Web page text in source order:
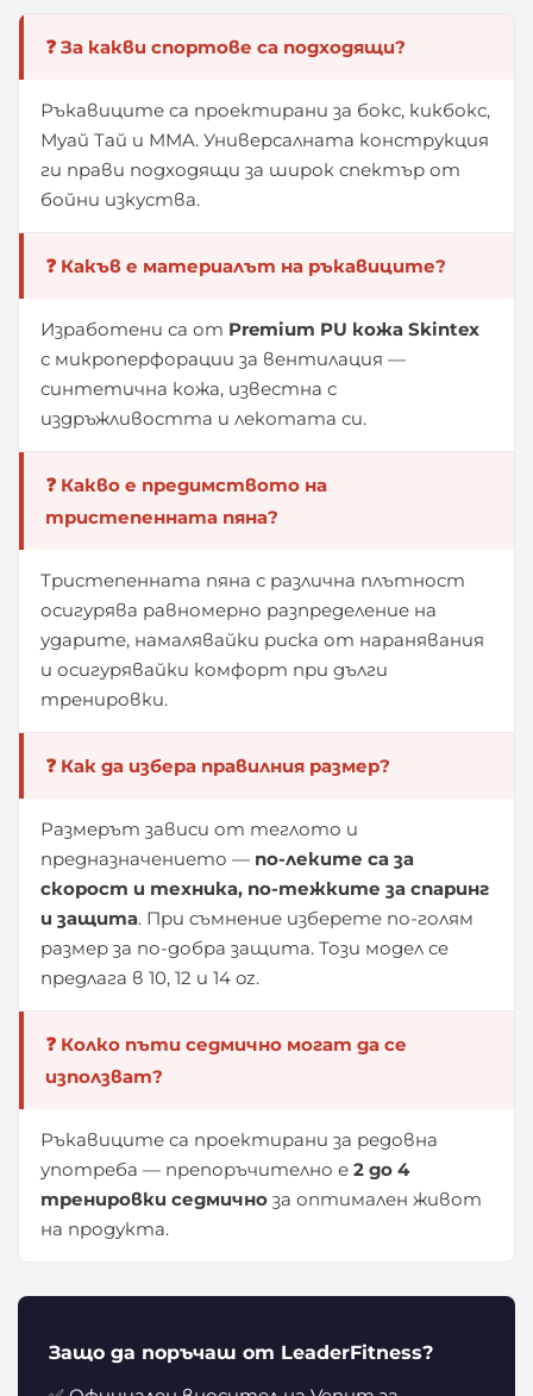
❓ За какви спортове са подходящи?
Ръкавиците са проектирани за бокс, кикбокс,
Муай Тай и MMA. Универсалната конструкция
ги прави подходящи за широк спектър от
бойни изкуства.
❓ Какъв е материалът на ръкавиците?
Изработени са от Premium PU кожа Skintex
с микроперфорации за вентилация —
синтетична кожа, известна с
издръжливостта и лекотата си.
❓ Какво е предимството на
тристепенната пяна?
Тристепенната пяна с различна плътност
осигурява равномерно разпределение на
ударите, намалявайки риска от наранявания
и осигурявайки комфорт при дълги
тренировки.
❓ Как да избера правилния размер?
Размерът зависи от теглото и
предназначението — по-леките са за
скорост и техника, по-тежките за спаринг
и защита. При съмнение изберете по-голям
размер за по-добра защита. Този модел се
предлага в 10, 12 и 14 oz.
❓ Колко пъти седмично могат да се
използват?
Ръкавиците са проектирани за редовна
употреба — препоръчително е2 до 4
тренировки седмично за оптимален живот
на продукта.
Защо да поръчаш от LeaderFitness?